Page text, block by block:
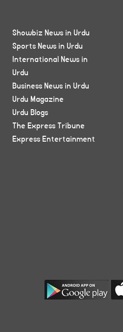
Showbiz News in Urdu
Sports News in Urdu
International News in
Urdu
Business News in Urdu
Urdu Magazine
Urdu Blogs
The Express Tribune
Express Entertainment